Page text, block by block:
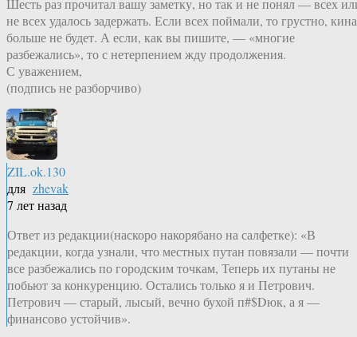
Шесть раз прочитал вашу заметку, но так и не понял — всех
не всех удалось задержать. Если всех поймали, то грустно, кина
больше не будет. А если, как вы пишите, — «многие
разбежались», то с нетерпением жду продолжения.
С уважением,
(подпись не разборчиво)
ZIL.ok.130
для zhevak
7 лет назад
Ответ из редакции(наскоро накорябано на салфетке): «В
редакции, когда узнали, что местных путан повязали — почти
все разбежались по городским точкам, Теперь их путаны не
побьют за конкуренцию. Остались только я и Петрович.
Петрович — старый, лысый, вечно бухой п#$Dюк, а я —
финансово устойчив».